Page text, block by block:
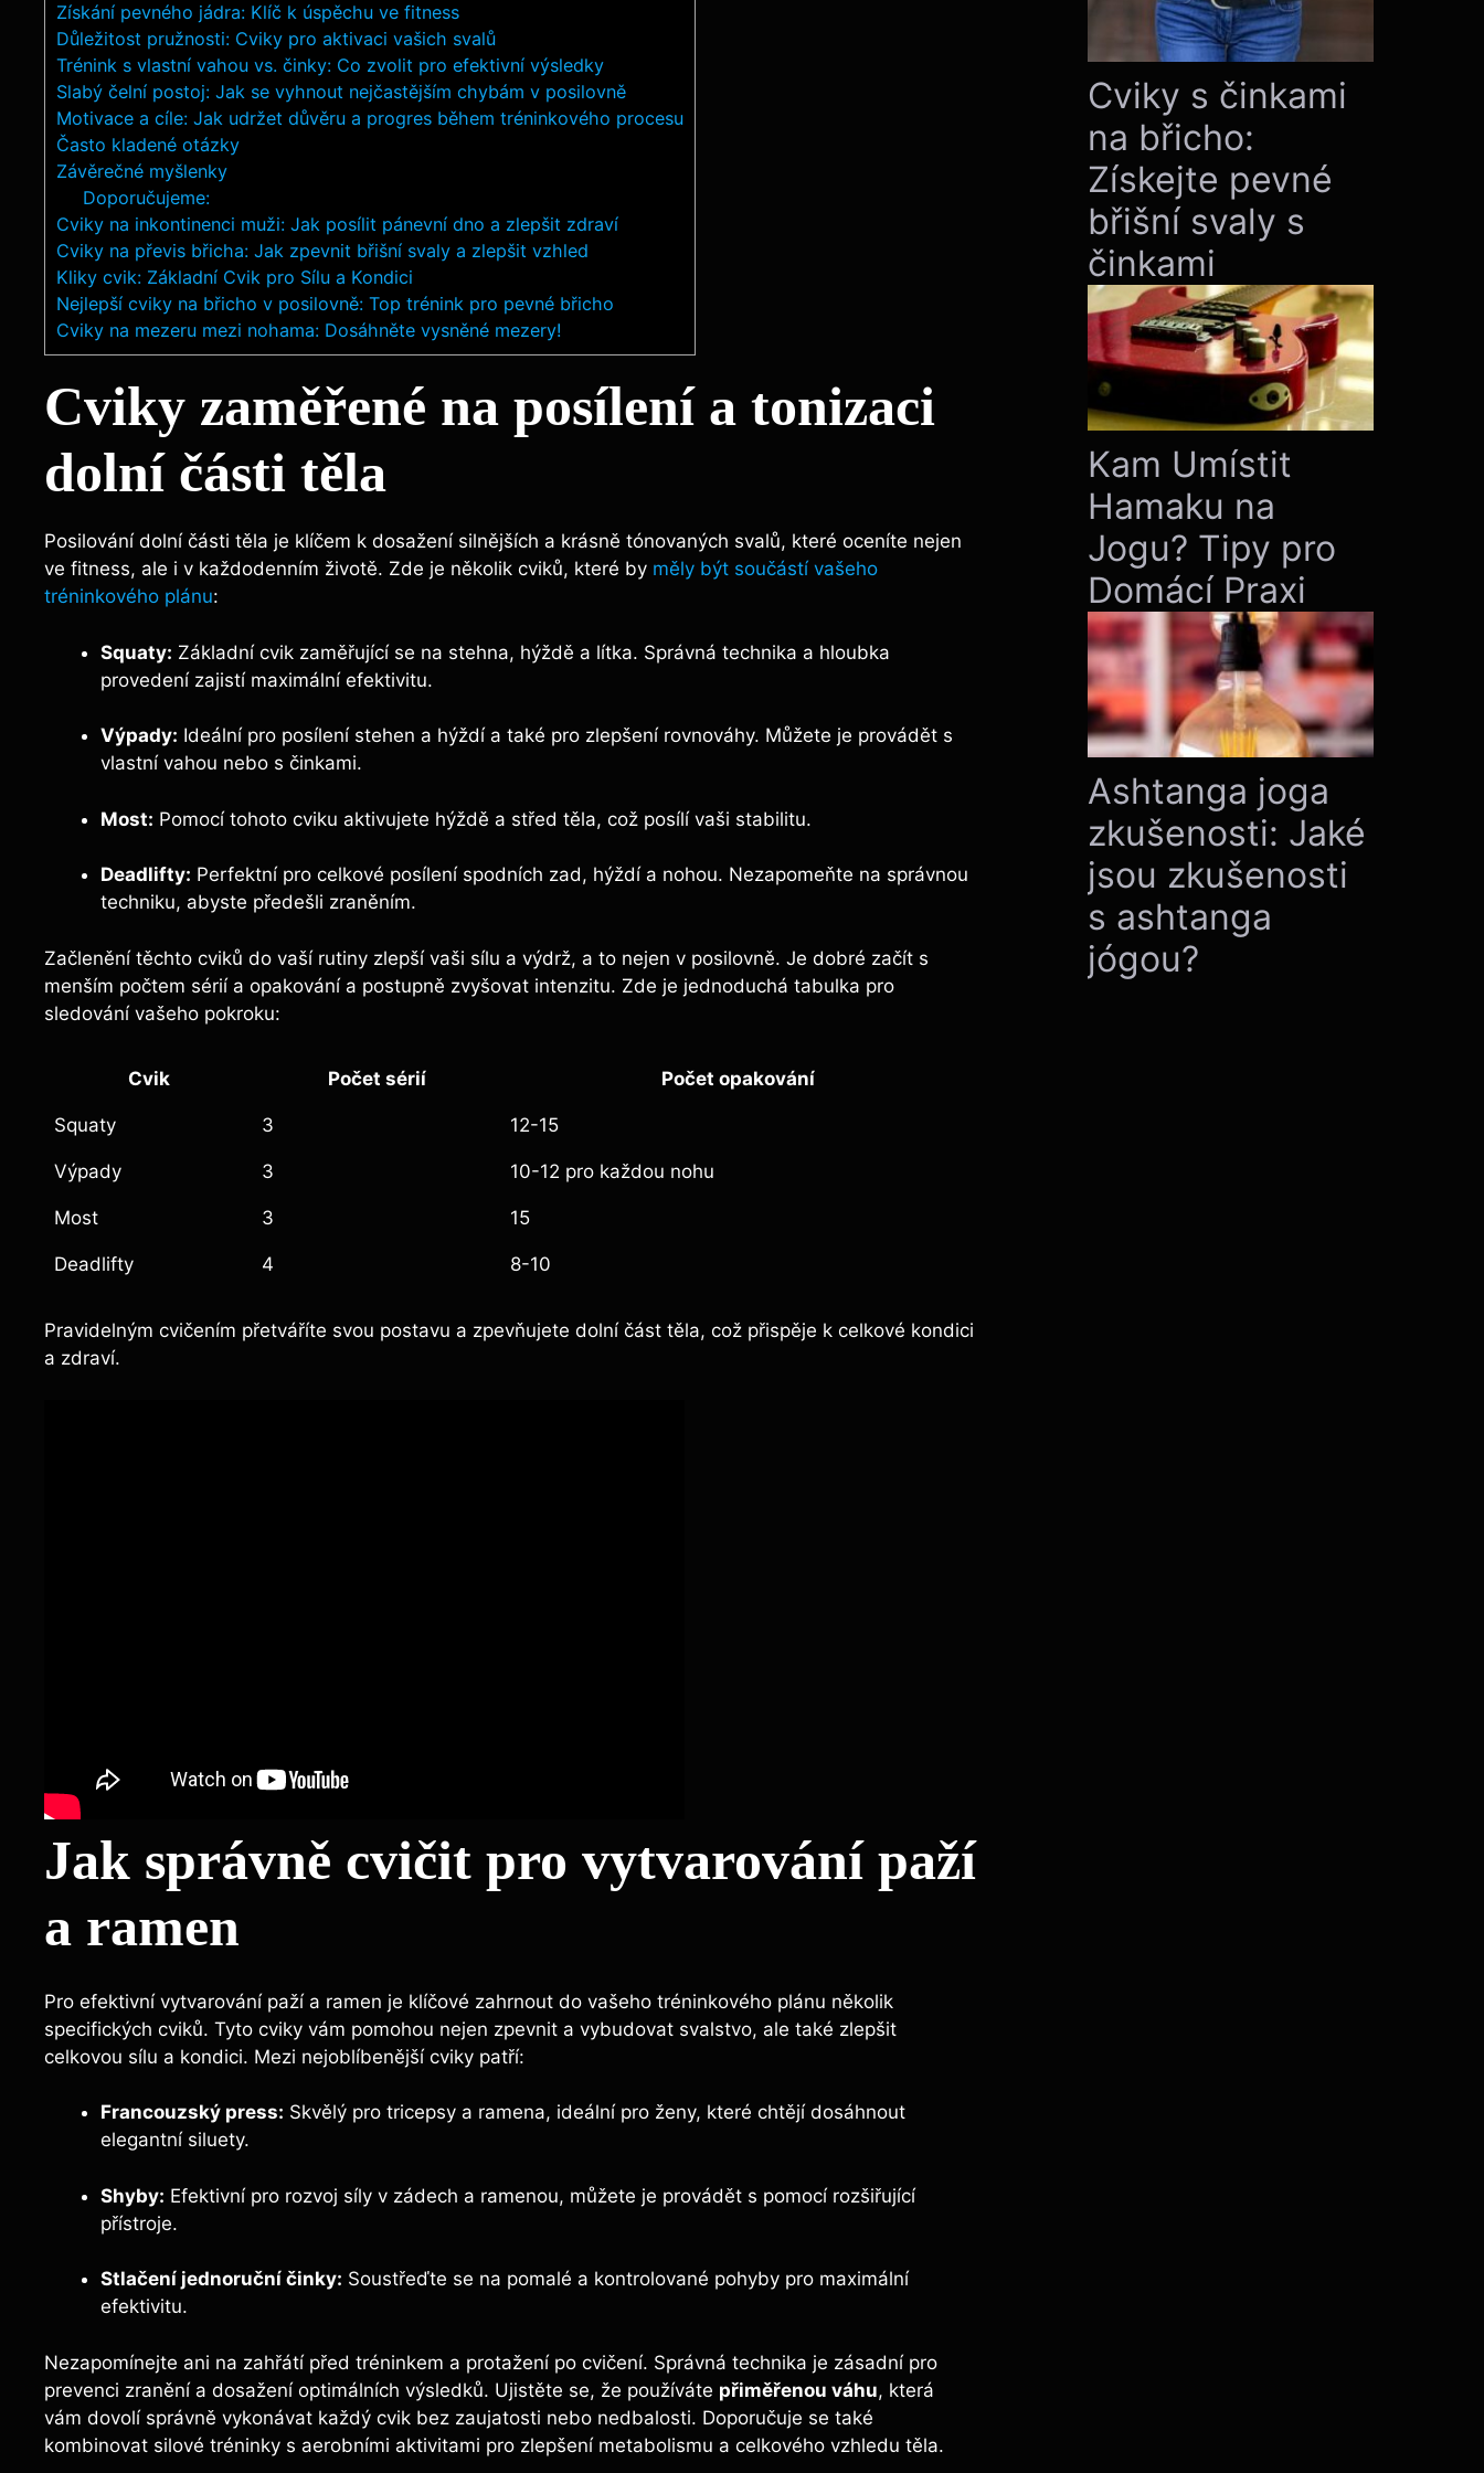
Získání pevného jádra: Klíč k úspěchu ve fitness
Důležitost pružnosti: Cviky pro aktivaci vašich svalů
Trénink s vlastní vahou vs. činky: Co zvolit pro efektivní výsledky
Slabý čelní postoj: Jak se vyhnout nejčastějším chybám v posilovně
Motivace a cíle: Jak udržet důvěru a progres během tréninkového procesu
Často kladené otázky
Závěrečné myšlenky
Doporučujeme:
Cviky na inkontinenci muži: Jak posílit pánevní dno a zlepšit zdraví
Cviky na převis břicha: Jak zpevnit břišní svaly a zlepšit vzhled
Kliky cvik: Základní Cvik pro Sílu a Kondici
Nejlepší cviky na břicho v posilovně: Top trénink pro pevné břicho
Cviky na mezeru mezi nohama: Dosáhněte vysněné mezery!
Cviky zaměřené na posílení a tonizaci
dolní části těla
Posilování dolní části těla je klíčem k dosažení silnějších a krásně tónovaných svalů, které oceníte nejen
ve fitness, ale i v každodenním životě. Zde je několik cviků, které by měly být součástí vašeho
tréninkového plánu:
Squaty: Základní cvik zaměřující se na stehna, hýždě a lítka. Správná technika a hloubka
provedení zajistí maximální efektivitu.
Výpady: Ideální pro posílení stehen a hýždí a také pro zlepšení rovnováhy. Můžete je provádět s
vlastní vahou nebo s činkami.
Most: Pomocí tohoto cviku aktivujete hýždě a střed těla, což posílí vaši stabilitu.
Deadlifty: Perfektní pro celkové posílení spodních zad, hýždí a nohou. Nezapomeňte na správnou
techniku, abyste předešli zraněním.
Začlenění těchto cviků do vaší rutiny zlepší vaši sílu a výdrž, a to nejen v posilovně. Je dobré začít s
menším počtem sérií a opakování a postupně zvyšovat intenzitu. Zde je jednoduchá tabulka pro
sledování vašeho pokroku:
Cvik Počet sérií Počet opakování
Squaty 3 12-15
Výpady 3 10-12 pro každou nohu
Most 3 15
Deadlifty 4 8-10
Pravidelným cvičením přetváříte svou postavu a zpevňujete dolní část těla, což přispěje k celkové kondici
a zdraví.
Jak správně cvičit pro vytvarování paží
a ramen
Pro efektivní vytvarování paží a ramen je klíčové zahrnout do vašeho tréninkového plánu několik
specifických cviků. Tyto cviky vám pomohou nejen zpevnit a vybudovat svalstvo, ale také zlepšit
celkovou sílu a kondici. Mezi nejoblíbenější cviky patří:
Francouzský press: Skvělý pro tricepsy a ramena, ideální pro ženy, které chtějí dosáhnout
elegantní siluety.
Shyby: Efektivní pro rozvoj síly v zádech a ramenou, můžete je provádět s pomocí rozšiřující
přístroje.
Stlačení jednoruční činky: Soustřeďte se na pomalé a kontrolované pohyby pro maximální
efektivitu.
Nezapomínejte ani na zahřátí před tréninkem a protažení po cvičení. Správná technika je zásadní pro
prevenci zranění a dosažení optimálních výsledků. Ujistěte se, že používáte přiměřenou váhu, která
vám dovolí správně vykonávat každý cvik bez zaujatosti nebo nedbalosti. Doporučuje se také
kombinovat silové tréninky s aerobními aktivitami pro zlepšení metabolismu a celkového vzhledu těla.
Cviky s činkami
na břicho:
Získejte pevné
břišní svaly s
činkami
Kam Umístit
Hamaku na
Jogu? Tipy pro
Domácí Praxi
Ashtanga joga
zkušenosti: Jaké
jsou zkušenosti
s ashtanga
jógou?